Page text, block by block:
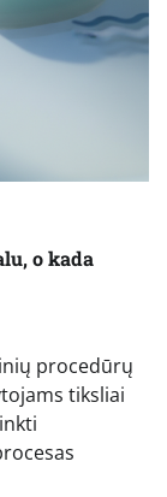
o kada
procedūrų
tiksliai